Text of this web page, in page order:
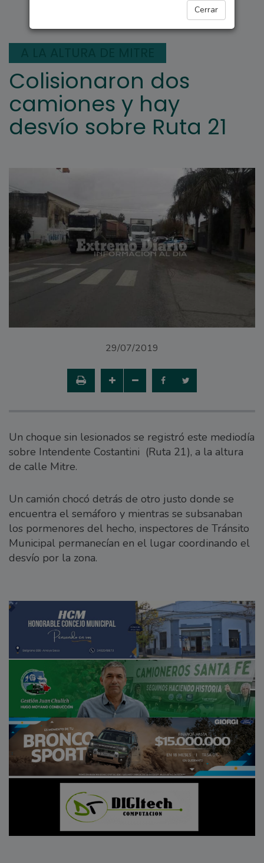
Cerrar
Colisionaron dos
camiones y hay
desvío sobre Ruta 21
29/07/2019
Un choque sin lesionados se registró este mediodía
sobre Intendente Costantini (Ruta 21), a la altura
de calle Mitre.
Un camión chocó detrás de otro justo donde se
encuentra el semáforo y mientras se subsanaban
los pormenores del hecho, inspectores de Tránsito
Municipal permanecían en el lugar coordinando el
desvío por la zona.